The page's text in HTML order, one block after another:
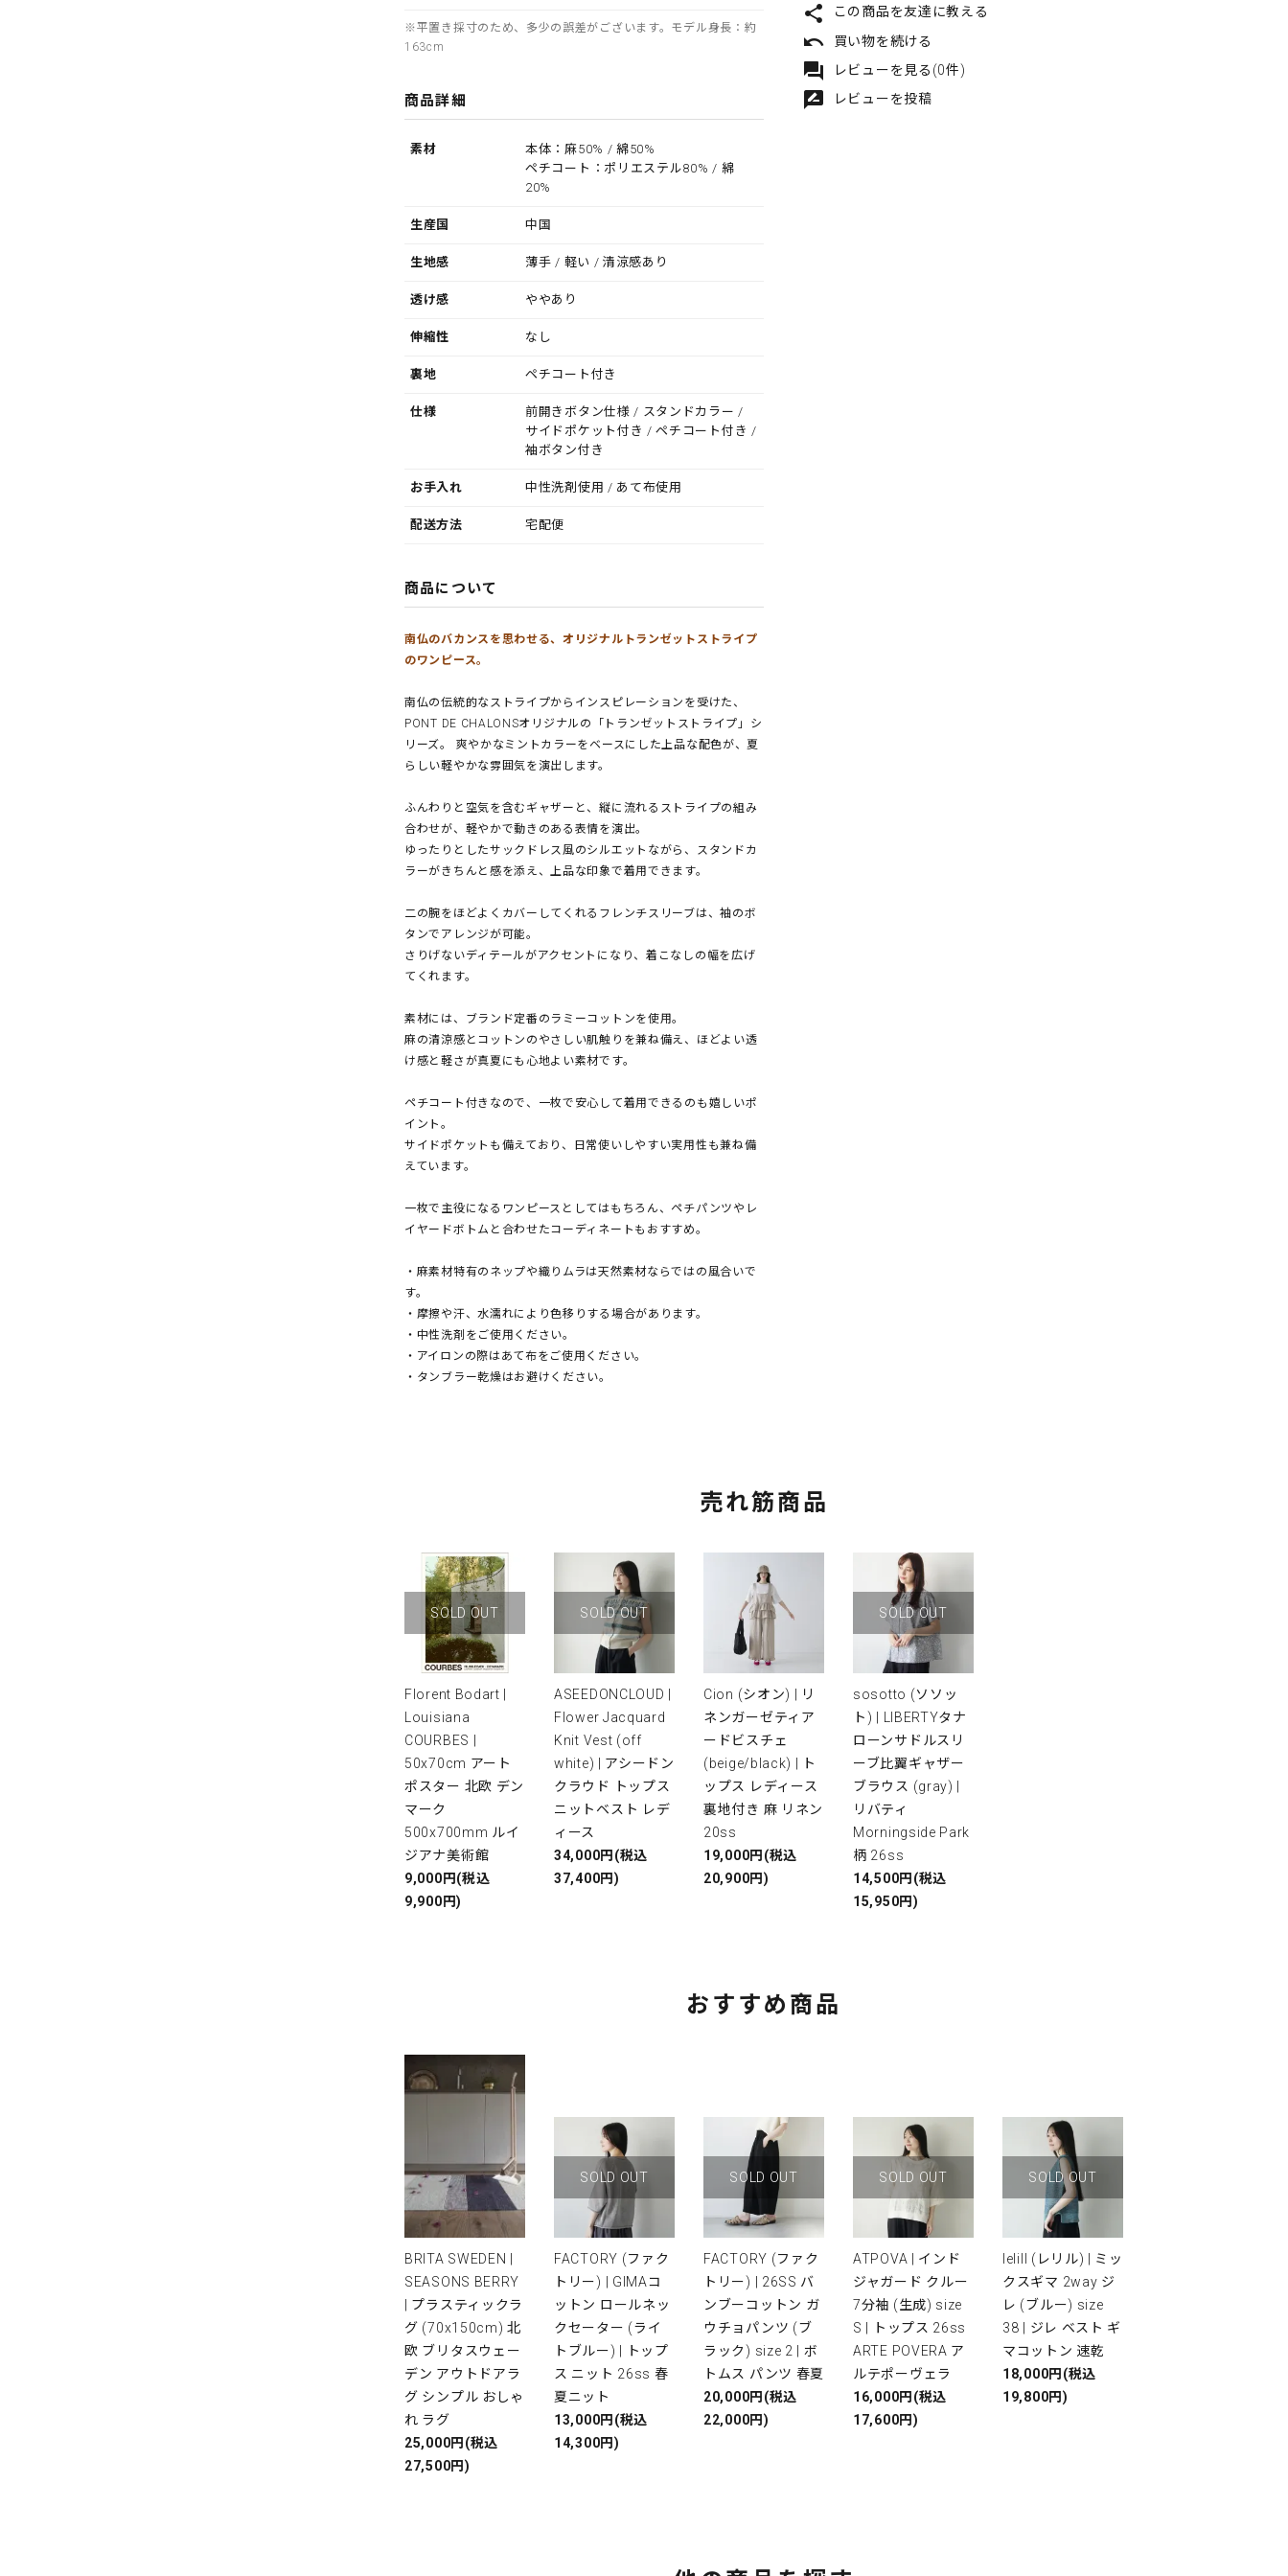
※平置き採寸のため、多少の誤差がございます。モデル身長：約
163cm
商品詳細
素材
本体：麻50% / 綿50%
ペチコート：ポリエステル80% / 綿
20%
生産国 中国
生地感 薄手 / 軽い / 清涼感あり
透け感 ややあり
伸縮性 なし
裏地 ペチコート付き
仕様
前開きボタン仕様 / スタンドカラー /
サイドポケット付き / ペチコート付き /
袖ボタン付き
お手入れ 中性洗剤使用 / あて布使用
配送方法 宅配便
商品について
南仏のバカンスを思わせる、オリジナルトランゼットストライプ
のワンピース。
南仏の伝統的なストライプからインスピレーションを受けた、
PONT DE CHALONSオリジナルの「トランゼットストライプ」シ
リーズ。 爽やかなミントカラーをベースにした上品な配色が、夏
らしい軽やかな雰囲気を演出します。
ふんわりと空気を含むギャザーと、縦に流れるストライプの組み
合わせが、軽やかで動きのある表情を演出。
ゆったりとしたサックドレス風のシルエットながら、スタンドカ
ラーがきちんと感を添え、上品な印象で着用できます。
二の腕をほどよくカバーしてくれるフレンチスリーブは、袖のボ
タンでアレンジが可能。
さりげないディテールがアクセントになり、着こなしの幅を広げ
てくれます。
素材には、ブランド定番のラミーコットンを使用。
麻の清涼感とコットンのやさしい肌触りを兼ね備え、ほどよい透
け感と軽さが真夏にも心地よい素材です。
ペチコート付きなので、一枚で安心して着用できるのも嬉しいポ
イント。
サイドポケットも備えており、日常使いしやすい実用性も兼ね備
えています。
一枚で主役になるワンピースとしてはもちろん、ペチパンツやレ
イヤードボトムと合わせたコーディネートもおすすめ。
・麻素材特有のネップや織りムラは天然素材ならではの風合いで
す。
・摩擦や汗、水濡れにより色移りする場合があります。
・中性洗剤をご使用ください。
・アイロンの際はあて布をご使用ください。
・タンブラー乾燥はお避けください。
share この商品を友達に教える
undo 買い物を続ける
forum レビューを見る(0件)
rate_review レビューを投稿
売れ筋商品
SOLD OUT
Florent Bodart |
Louisiana
COURBES |
50x70cm アート
ポスター 北欧 デン
マーク
500x700mm ルイ
ジアナ美術館
9,000円(税込
9,900円)
SOLD OUT
ASEEDONCLOUD |
Flower Jacquard
Knit Vest (off
white) | アシードン
クラウド トップス
ニットベスト レデ
ィース
34,000円(税込
37,400円)
Cion (シオン) | リ
ネンガーゼティア
ードビスチェ
(beige/black) | ト
ップス レディース
裏地付き 麻 リネン
20ss
19,000円(税込
20,900円)
SOLD OUT
sosotto (ソソッ
ト) | LIBERTYタナ
ローンサドルスリ
ーブ比翼ギャザー
ブラウス (gray) |
リバティ
Morningside Park
柄 26ss
14,500円(税込
15,950円)
おすすめ商品
BRITA SWEDEN |
SEASONS BERRY
| プラスティックラ
グ (70x150cm) 北
欧 ブリタスウェー
デン アウトドアラ
グ シンプル おしゃ
れ ラグ
25,000円(税込
27,500円)
SOLD OUT
FACTORY (ファク
トリー) | GIMAコ
ットン ロールネッ
クセーター (ライ
トブルー) | トップ
ス ニット 26ss 春
夏ニット
13,000円(税込
14,300円)
SOLD OUT
FACTORY (ファク
トリー) | 26SS バ
ンブーコットン ガ
ウチョパンツ (ブ
ラック) size 2 | ボ
トムス パンツ 春夏
20,000円(税込
22,000円)
SOLD OUT
ATPOVA | インド
ジャガード クルー
7分袖 (生成) size
S | トップス 26ss
ARTE POVERA ア
ルテポーヴェラ
16,000円(税込
17,600円)
SOLD OUT
lelill (レリル) | ミッ
クスギマ 2way ジ
レ (ブルー) size
38 | ジレ ベスト ギ
マコットン 速乾
18,000円(税込
19,800円)